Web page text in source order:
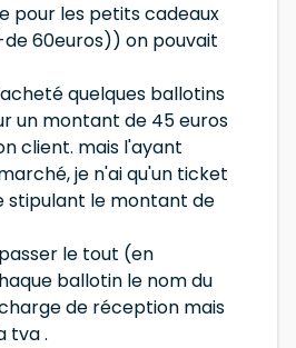
pour les petits cadeaux
60euros)) on pouvait
quelques ballotins
un montant de 45 euros
client. mais l'ayant
je n'ai qu'un ticket
stipulant le montant de
le tout (en
ballotin le nom du
de réception mais
tva .